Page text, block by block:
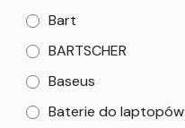
Bart
BARTSCHER
Baseus
Baterie do laptopów